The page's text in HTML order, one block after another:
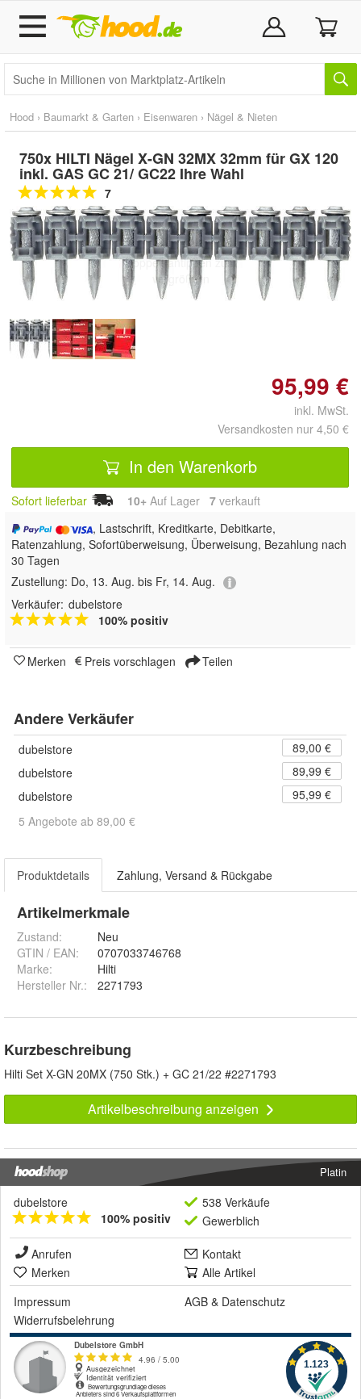
Hood › Baumarkt & Garten › Eisenwaren › Nägel & Nieten
750x HILTI Nägel X-GN 32MX 32mm für GX 120
inkl. GAS GC 21/ GC22 Ihre Wahl
7
Doppelt antippen zum
vergrößern
95,99 €
inkl. MwSt.
Versandkosten nur 4,50 €
In den Warenkorb
Sofort lieferbar 10+ Auf Lager 7 verkauft
, Lastschrift, Kreditkarte, Debitkarte,
Ratenzahlung, Sofortüberweisung, Überweisung, Bezahlung nach
30 Tagen
Zustellung: Do, 13. Aug. bis Fr, 14. Aug.
Verkäufer: dubelstore
100% positiv
Merken Preis vorschlagen Teilen
Andere Verkäufer
dubelstore
89,00 €
dubelstore
89,99 €
dubelstore
95,99 €
5 Angebote ab 89,00 €
Produktdetails Zahlung, Versand & Rückgabe
Artikelmerkmale
Zustand:
Neu
GTIN / EAN:
0707033746768
Marke:
Hilti
Hersteller Nr.:
2271793
Kurzbeschreibung
Hilti Set X-GN 20MX (750 Stk.) + GC 21/22 #2271793
Artikelbeschreibung anzeigen
Platin
dubelstore
100% positiv
538 Verkäufe
Gewerblich
Anrufen
Kontakt
Merken
Alle Artikel
Impressum
AGB & Datenschutz
Widerrufsbelehrung